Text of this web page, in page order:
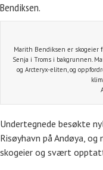
Bendiksen.
Marith Bendiksen er skogeier
Senja i Troms i bakgrunnen.
og Arcteryx-eliten, og
Undertegnede besøkte
Risøyhavn på Andøya,
skogeier og svært